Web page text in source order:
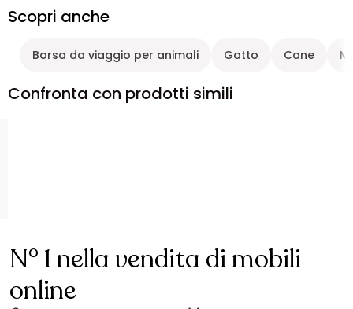
Scopri anche
Borsa da viaggio per animali Gatto Cane
Confronta con prodotti simili
N° 1 nella vendita di mobili
online